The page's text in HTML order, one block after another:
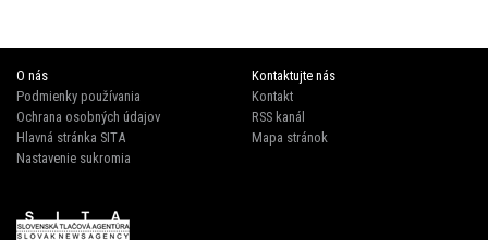
O nás
Podmienky používania
Ochrana osobných údajov
Hlavná stránka SITA
Nastavenie sukromia
Kontaktujte nás
Kontakt
RSS kanál
Mapa stránok